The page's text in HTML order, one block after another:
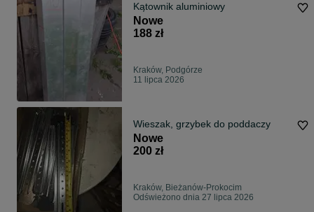
Kątownik aluminiowy
Nowe
188 zł
Kraków, Podgórze
11 lipca 2026
Wieszak, grzybek do poddaczy
Nowe
200 zł
Kraków, Bieżanów-Prokocim
Odświeżono dnia 27 lipca 2026